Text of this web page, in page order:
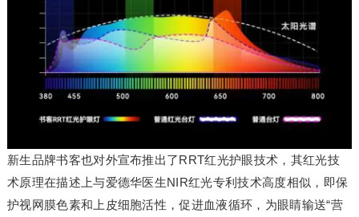
新生品牌书客也对外宣布推出了RRT红光护眼技术，其红光技
术原理在描述上与爱德华医生NIR红光专利技术高度相似，即保
护视网膜色素和上皮细胞活性，促进血液循环，为眼睛输送“营